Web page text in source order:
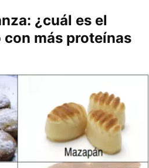
¿cuál es el
más proteínas